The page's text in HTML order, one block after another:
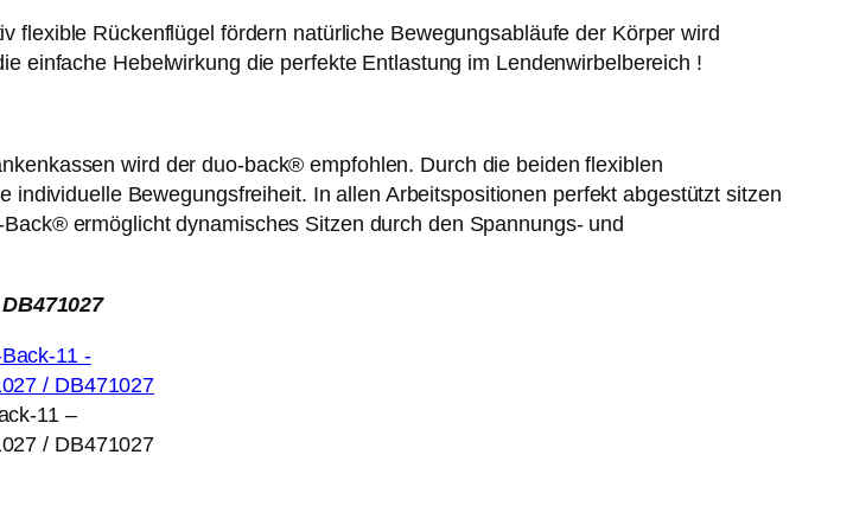
flexible Rückenflügel fördern natürliche Bewegungsabläufe der Körper wird
einfache Hebelwirkung die perfekte Entlastung im Lendenwirbelbereich !
wird der duo-back® empfohlen. Durch die beiden flexiblen
Bewegungsfreiheit. In allen Arbeitspositionen perfekt abgestützt sitzen
ermöglicht dynamisches Sitzen durch den Spannungs- und
DB471027
11 –
/ DB471027